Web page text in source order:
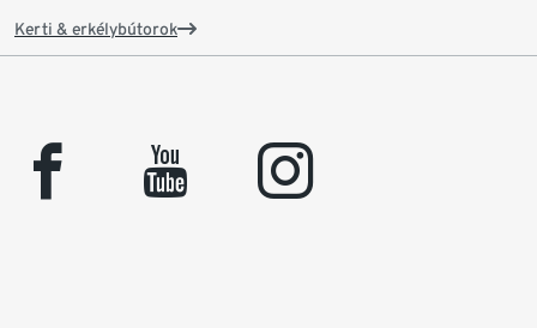
Kerti & erkélybútorok
facebook youtube instagram